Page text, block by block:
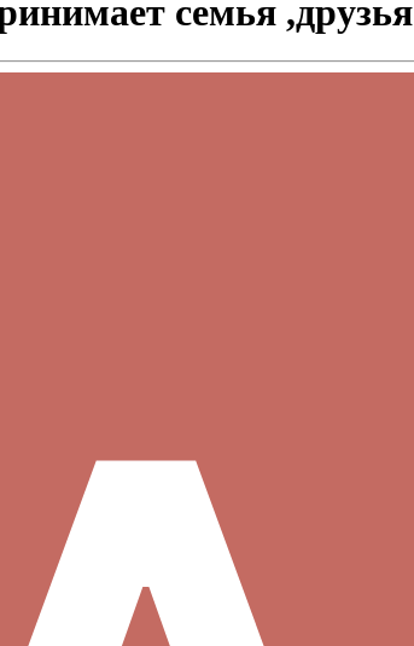
семья ,друзья